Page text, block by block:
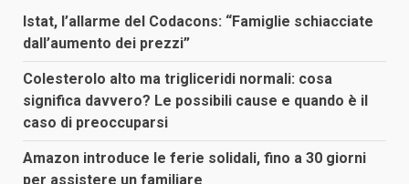
Istat, l’allarme del Codacons: “Famiglie schiacciate
dall’aumento dei prezzi”
Colesterolo alto ma trigliceridi normali: cosa
significa davvero? Le possibili cause e quando è il
caso di preoccuparsi
Amazon introduce le ferie solidali, fino a 30 giorni
per assistere un familiare